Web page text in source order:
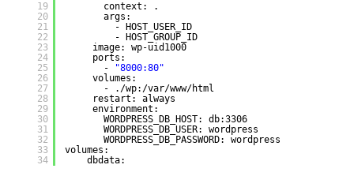
19
20
21
22
23
24
25
26
27
28
29
30
31
32
33
34
context: .
args:
- HOST_USER_ID
- HOST_GROUP_ID
image: wp-uid1000
ports:
-
"8000:80"
volumes:
- . /wp: /var/www/html
restart: always
environment:
WORDPRESS_DB_HOST: db:3306
WORDPRESS_DB_USER: wordpress
WORDPRESS_DB_PASSWORD: wordpress
volumes:
dbdata: